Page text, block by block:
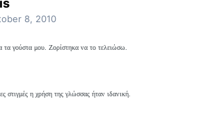
8, 2010
τα γούστα μου. Ζορίστηκα να το τελειώσω.
στιγμές η χρήση της γλώσσας ήταν ιδανική.